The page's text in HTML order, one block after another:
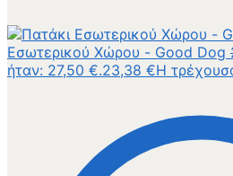
Εσωτερικού Χώρου - Good Dog
ήταν: 27,50 €.23,38 €Η